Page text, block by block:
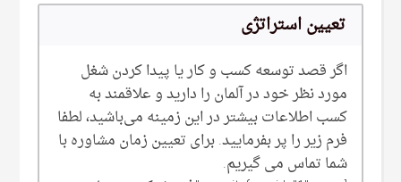
تعیین استراتژی
اگر قصد توسعه کسب و کار یا پیدا کردن شغل
مورد نظر خود در آلمان را دارید و علاقمند به
کسب اطلاعات بیشتر در این زمینه می‌‌باشید، لطفا
فرم زیر را پر بفرمایید. برای تعیین زمان مشاوره با
شما تماس می گیریم.